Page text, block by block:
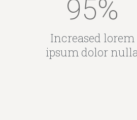
95%
Increased lorem
ipsum dolor